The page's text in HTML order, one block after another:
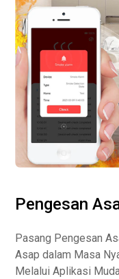
Pengesan
Pasang Pengesan
Asap dalam Masa
Melalui Aplikasi